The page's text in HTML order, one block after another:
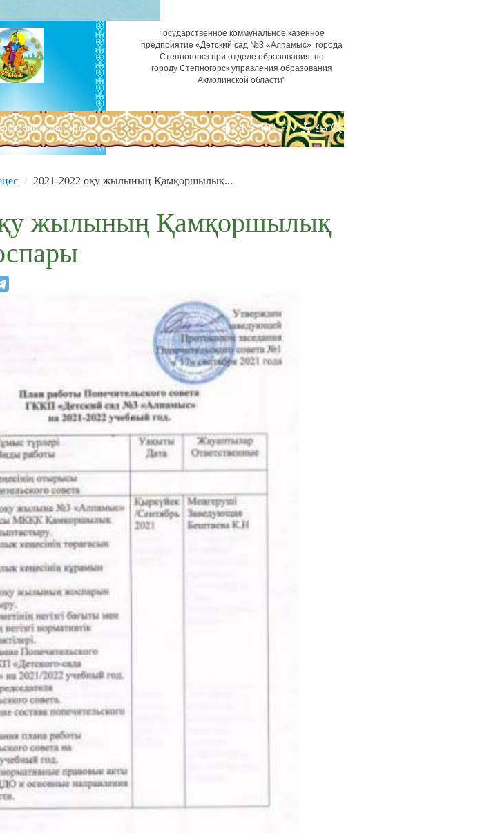
Государственное коммунальное казенное
предприятие «Детский сад №3 «Алпамыс» города
Степногорск при отделе образования по
городу Степногорск управления образования
Акмолинской области"
Байланыс Блог EN
RU
KZ
2021-2022 оқу жылының Қамқоршылық...
жылының Қамқоршылық